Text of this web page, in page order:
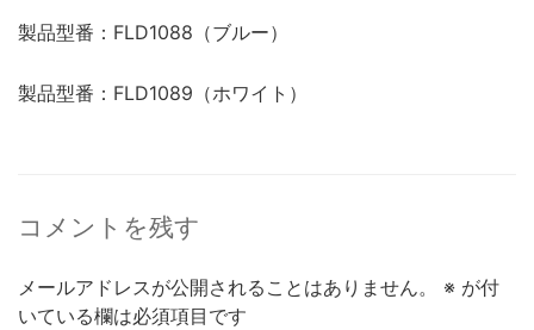
製品型番：FLD1088（ブルー）
製品型番：FLD1089（ホワイト）
コメントを残す
メールアドレスが公開されることはありません。 ※ が付
いている欄は必須項目です